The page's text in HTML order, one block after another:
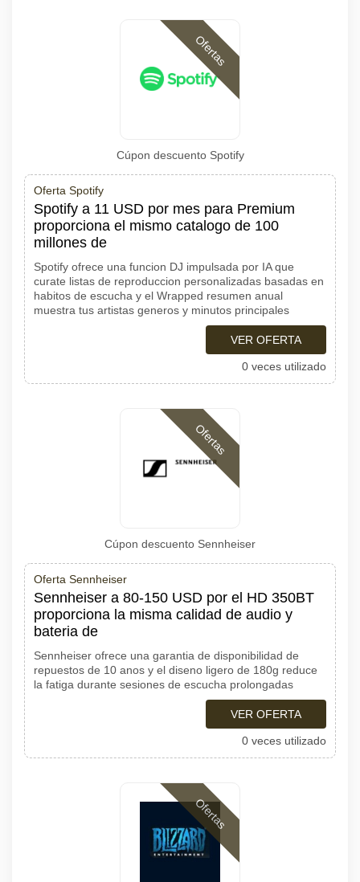
Ofertas
Cúpon descuento Spotify
Oferta Spotify
Spotify a 11 USD por mes para Premium
proporciona el mismo catalogo de 100
millones de
Spotify ofrece una funcion DJ impulsada por IA que
curate listas de reproduccion personalizadas basadas en
habitos de escucha y el Wrapped resumen anual
muestra tus artistas generos y minutos principales
VER OFERTA
0 veces utilizado
Ofertas
Cúpon descuento Sennheiser
Oferta Sennheiser
Sennheiser a 80-150 USD por el HD 350BT
proporciona la misma calidad de audio y
bateria de
Sennheiser ofrece una garantia de disponibilidad de
repuestos de 10 anos y el diseno ligero de 180g reduce
la fatiga durante sesiones de escucha prolongadas
VER OFERTA
0 veces utilizado
Ofertas